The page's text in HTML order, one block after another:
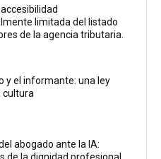
limitada del listado
de la agencia tributaria.
y el informante: una ley
cultura
abogado ante la IA: